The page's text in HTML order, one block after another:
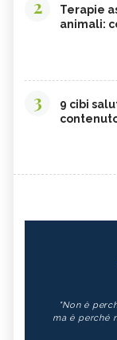
2
Terapie
animali:
3
9 cibi
"Non è
ma è perché